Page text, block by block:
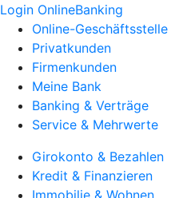
Login OnlineBanking
Online-Geschäftsstelle
Privatkunden
Firmenkunden
Meine Bank
Banking & Verträge
Service & Mehrwerte
Girokonto & Bezahlen
Kredit & Finanzieren
Immobilie & Wohnen